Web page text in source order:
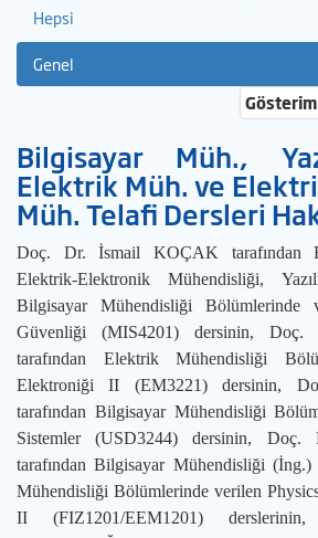
Hepsi
Genel
Bilgisayar Müh.,
Elektrik Müh. ve
Müh. Telafi Dersleri
Doç. Dr. İsmail KOÇAK tarafından
Elektrik-Elektronik Mühendisliği,
Bilgisayar Mühendisliği Bölümlerinde
Güvenliği (MIS4201) dersinin,
tarafından Elektrik Mühendisliği
Elektroniği II (EM3221) dersinin,
tarafından Bilgisayar Mühendisliği
Sistemler (USD3244) dersinin,
tarafından Bilgisayar Mühendisliği
Mühendisliği Bölümlerinde verilen
II (FIZ1201/EEM1201)